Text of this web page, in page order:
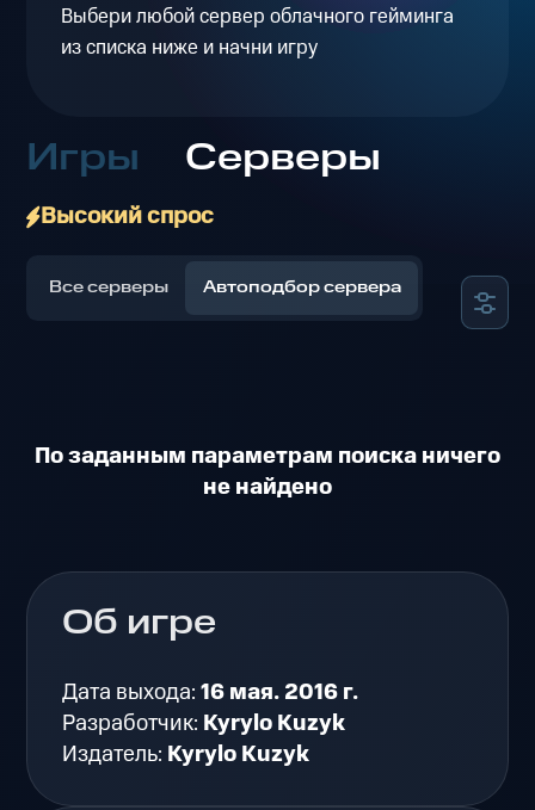
Выбери любой сервер облачного гейминга
из списка ниже и начни игру
Игры Серверы
Высокий спрос
Все серверы Автоподбор сервера
По заданным параметрам поиска ничего
не найдено
Об игре
Дата выхода:16 мая. 2016 г.
Разработчик: Kyrylo Kuzyk
Издатель: Kyrylo Kuzyk